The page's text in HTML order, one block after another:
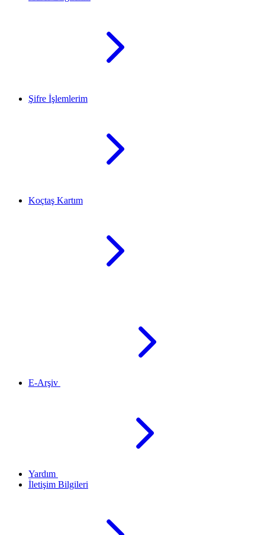
Şifre İşlemlerim
Koçtaş Kartım
E-Arşiv
Yardım
İletişim Bilgileri